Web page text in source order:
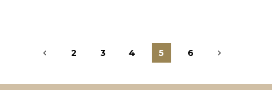
2 3 4 5 6